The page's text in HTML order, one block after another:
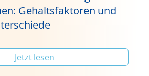
Gehaltsfaktoren und
Jetzt lesen